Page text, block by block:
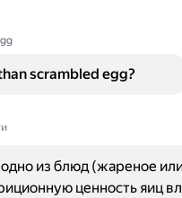
scrambled egg?
одно из блюд (жареное
ценность яиц